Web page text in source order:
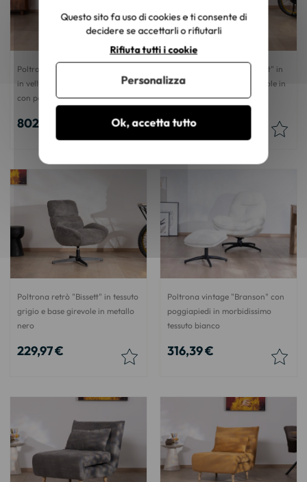
Poltrona avvolgente "Cascada"
in velluto a coste color terracotta
con poggiapiedi ribaltabile
802,66 €
Poltrona avvolgente "Bissett" in
tessuto bianco e base girevole in
metallo
229,97 €
Poltrona retrò "Bissett" in tessuto
grigio e base girevole in metallo
nero
229,97 €
Poltrona vintage "Branson" con
poggiapiedi in morbidissimo
tessuto bianco
316,39 €
Questo sito fa uso di cookies e ti consente di
decidere se accettarli o rifiutarli
Ok, accetta tutto
Rifiuta tutti i cookie
Personalizza